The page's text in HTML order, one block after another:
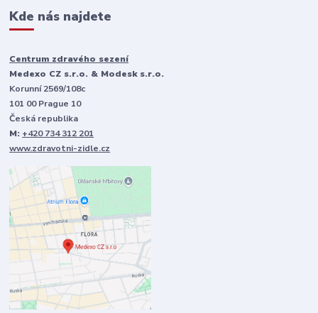
Kde nás najdete
Centrum zdravého sezení
Medexo CZ s.r.o. & Modesk s.r.o.
Korunní 2569/108c
101 00 Prague 10
Česká republika
M: +420 734 312 201
www.zdravotni-zidle.cz